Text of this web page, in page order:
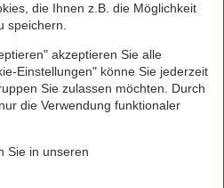
GmbH, Landgrabenweg 151,
Ihr Vertragspartner ist.
Lebensmittelfilialbetrieb
Compliance